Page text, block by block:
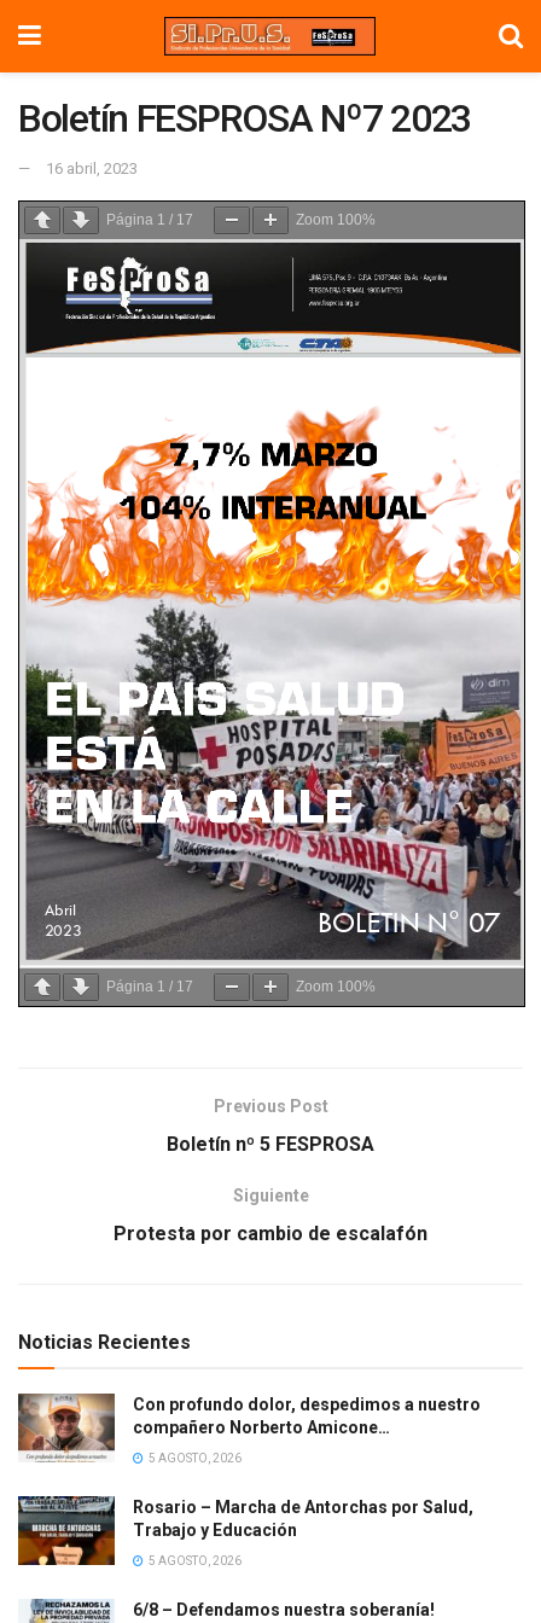
Boletín FESPROSA Nº7 2023
16 abril, 2023
Página 1 / 17 Zoom 100%
Página 1 / 17 Zoom 100%
Previous Post
Boletín nº 5 FESPROSA
Siguiente
Protesta por cambio de escalafón
Noticias Recientes
Con profundo dolor, despedimos a nuestro
compañero Norberto Amicone…
5 AGOSTO, 2026
Rosario – Marcha de Antorchas por Salud,
Trabajo y Educación
5 AGOSTO, 2026
6/8 – Defendamos nuestra soberanía!